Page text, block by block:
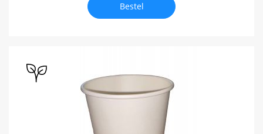
Bestel